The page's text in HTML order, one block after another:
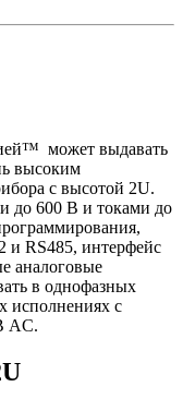
может выдавать
высоким
с высотой 2U.
до 600 В и токами до
и RS485, интерфейс
аналоговые
в однофазных
исполнениях с
AC.